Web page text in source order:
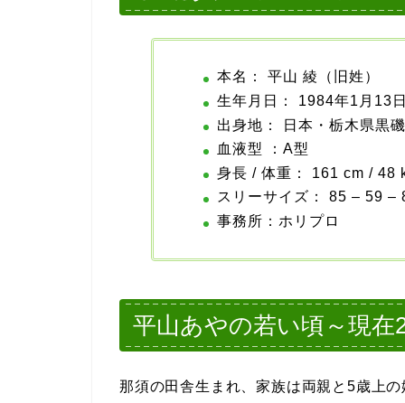
本名： 平山 綾（旧姓）
生年月日： 1984年1月13
出身地： 日本・栃木県黒
血液型 ：A型
身長 / 体重： 161 cm / 48
スリーサイズ： 85 – 59 –
事務所：ホリプロ
平山あやの若い頃～現在
那須の田舎生まれ、家族は両親と5歳上